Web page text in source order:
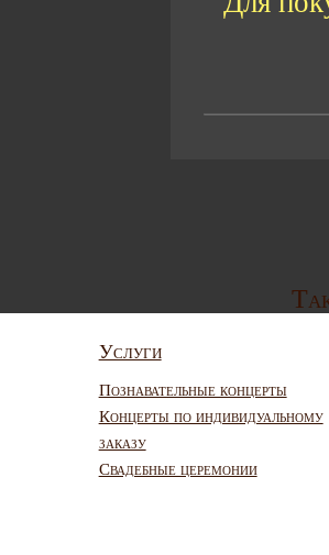
Услуги
Познавательные концерты
Концерты по индивидуальному
заказу
Свадебные церемонии